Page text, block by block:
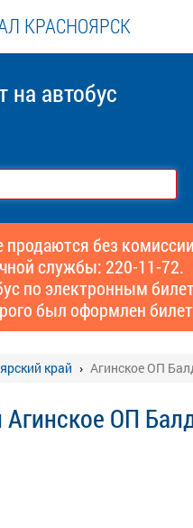
КРАСНОЯРСК
на автобус
продаются без
службы: 220-11-72.
по электронным
был оформлен
край Агинское ОП
ОП